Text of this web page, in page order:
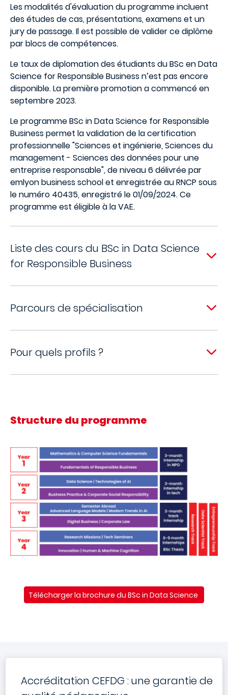
Les modalités d'évaluation du programme incluent
des études de cas, présentations, examens et un
jury de passage. Il est possible de valider ce diplôme
par blocs de compétences.
Le taux de diplomation des étudiants du BSc en Data
Science for Responsible Business n’est pas encore
disponible. La première promotion a commencé en
septembre 2023.
Le programme BSc in Data Science for Responsible
Business permet la validation de la certification
professionnelle "Sciences et ingénierie, Sciences du
management - Sciences des données pour une
entreprise responsable", de niveau 6 délivrée par
emlyon business school et enregistrée au RNCP sous
le numéro 40435, enregistré le 01/09/2024. Ce
programme est éligible à la VAE.
Liste des cours du BSc in Data Science
for Responsible Business
Parcours de spécialisation
Pour quels profils ?
Structure du programme
Télécharger la brochure du BSc in Data Science
Accréditation CEFDG : une garantie de